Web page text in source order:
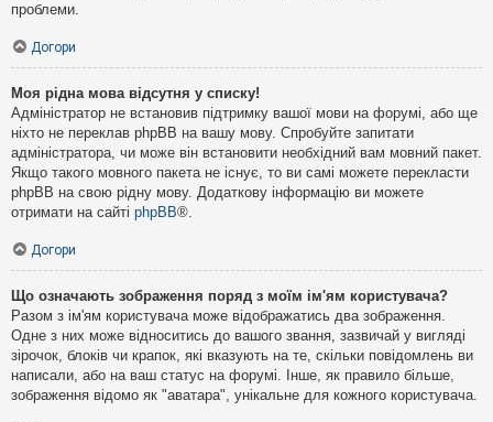
проблеми.
Догори
Моя рідна мова відсутня у списку!
Адміністратор не встановив підтримку вашої мови на форумі, або ще
ніхто не переклав phpBB на вашу мову. Спробуйте запитати
адміністратора, чи може він встановити необхідний вам мовний пакет.
Якщо такого мовного пакета не існує, то ви самі можете перекласти
phpBB на свою рідну мову. Додаткову інформацію ви можете
отримати на сайті phpBB®.
Догори
Що означають зображення поряд з моїм ім'ям користувача?
Разом з ім'ям користувача може відображатись два зображення.
Одне з них може відноситись до вашого звання, зазвичай у вигляді
зірочок, блоків чи крапок, які вказують на те, скільки повідомлень ви
написали, або на ваш статус на форумі. Інше, як правило більше,
зображення відомо як "аватара", унікальне для кожного користувача.